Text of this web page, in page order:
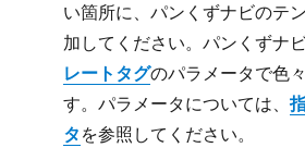
い箇所に、パンくずナビのテ
加してください。パンくずナ
レートタグのパラメータで色
す。パラメータについては、
タ を参照してください。